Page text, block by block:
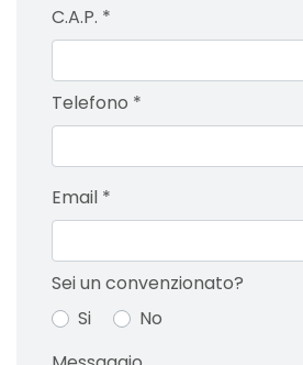
C.A.P. *
Telefono *
Email *
Sei un convenzionato?
Si
No